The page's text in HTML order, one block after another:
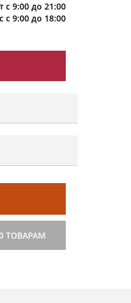
9:00 до 21:00
с 9:00 до 18:00
ТОВАРАМ